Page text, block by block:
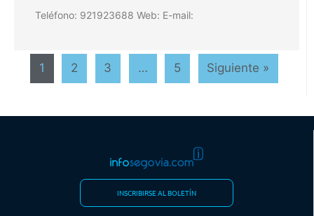
Teléfono: 921923688 Web: E-mail:
1 2 3 … 5 Siguiente »
INSCRIBIRSE AL BOLETÍN